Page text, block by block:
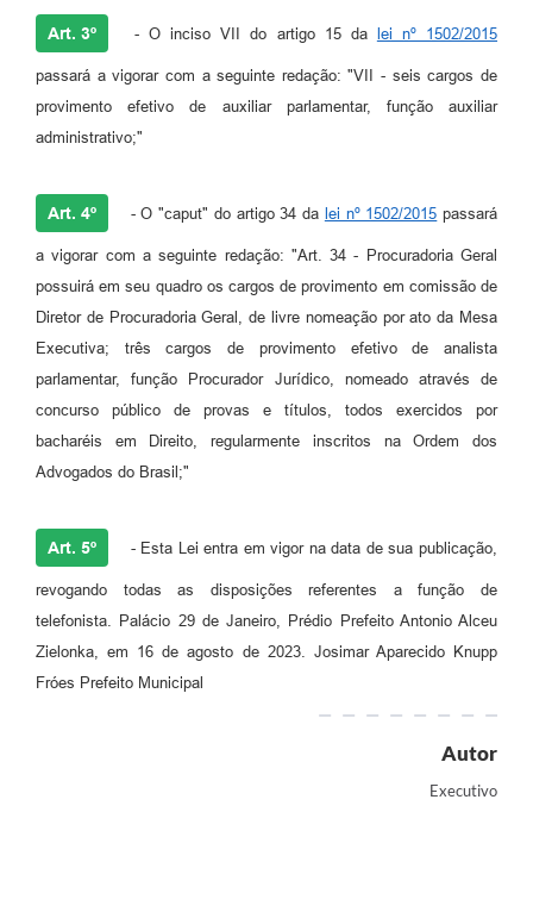
Art. 3º - O inciso VII do artigo 15 da lei nº 1502/2015
passará a vigorar com a seguinte redação: "VII - seis cargos de
provimento efetivo de auxiliar parlamentar, função auxiliar
administrativo;"
Art. 4º - O "caput" do artigo 34 da lei nº 1502/2015 passará
a vigorar com a seguinte redação: "Art. 34 - Procuradoria Geral
possuirá em seu quadro os cargos de provimento em comissão de
Diretor de Procuradoria Geral, de livre nomeação por ato da Mesa
Executiva; três cargos de provimento efetivo de analista
parlamentar, função Procurador Jurídico, nomeado através de
concurso público de provas e títulos, todos exercidos por
bacharéis em Direito, regularmente inscritos na Ordem dos
Advogados do Brasil;"
Art. 5º - Esta Lei entra em vigor na data de sua publicação,
revogando todas as disposições referentes a função de
telefonista. Palácio 29 de Janeiro, Prédio Prefeito Antonio Alceu
Zielonka, em 16 de agosto de 2023. Josimar Aparecido Knupp
Fróes Prefeito Municipal
Autor
Executivo